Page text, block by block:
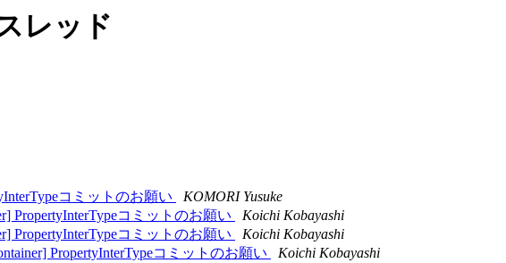
レッド
コミットのお願い
KOMORI Yusuke
PropertyInterTypeコミットのお願い
Koichi Kobayashi
PropertyInterTypeコミットのお願い
Koichi Kobayashi
PropertyInterTypeコミットのお願い
Koichi Kobayashi